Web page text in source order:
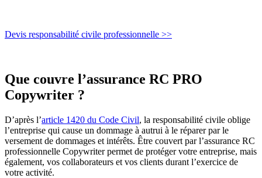
Devis responsabilité civile professionnelle >>
Que couvre l’assurance RC PRO
Copywriter ?
D’après l’article 1420 du Code Civil, la responsabilité civile oblige
l’entreprise qui cause un dommage à autrui à le réparer par le
versement de dommages et intérêts. Être couvert par l’assurance RC
professionnelle Copywriter permet de protéger votre entreprise, mais
également, vos collaborateurs et vos clients durant l’exercice de
votre activité.